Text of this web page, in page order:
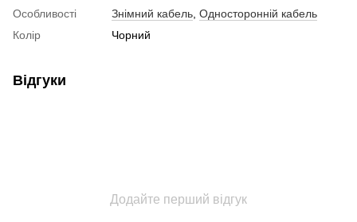
Особливості Знімний кабель Односторонній кабель
Колір
Чорний
Відгуки
Додайте перший відгук